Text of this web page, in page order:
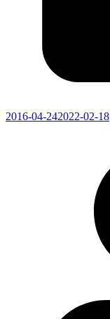
2016-04-242022-02-18